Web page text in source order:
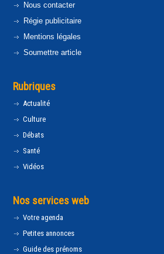
Nous contacter
Régie publicitaire
Mentions légales
Soumettre article
Rubriques
Actualité
Culture
Débats
Santé
Vidéos
Nos services web
Votre agenda
Petites annonces
Guide des prénoms